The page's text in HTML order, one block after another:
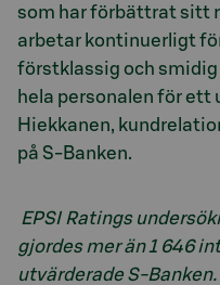
som har förbättrat sitt
arbetar kontinuerligt
förstklassig och smidig
hela personalen för ett
Hiekkanen,
på S-Banken.
EPSI Ratings
gjordes mer än 1 646
utvärderade S-